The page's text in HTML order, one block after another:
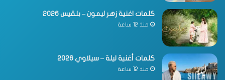
كلمات اغنية زهر ليمون – بلقيس 2026
منذ 12 ساعة
كلمات أغنية ليلة – سيلاوي 2026
منذ 12 ساعة